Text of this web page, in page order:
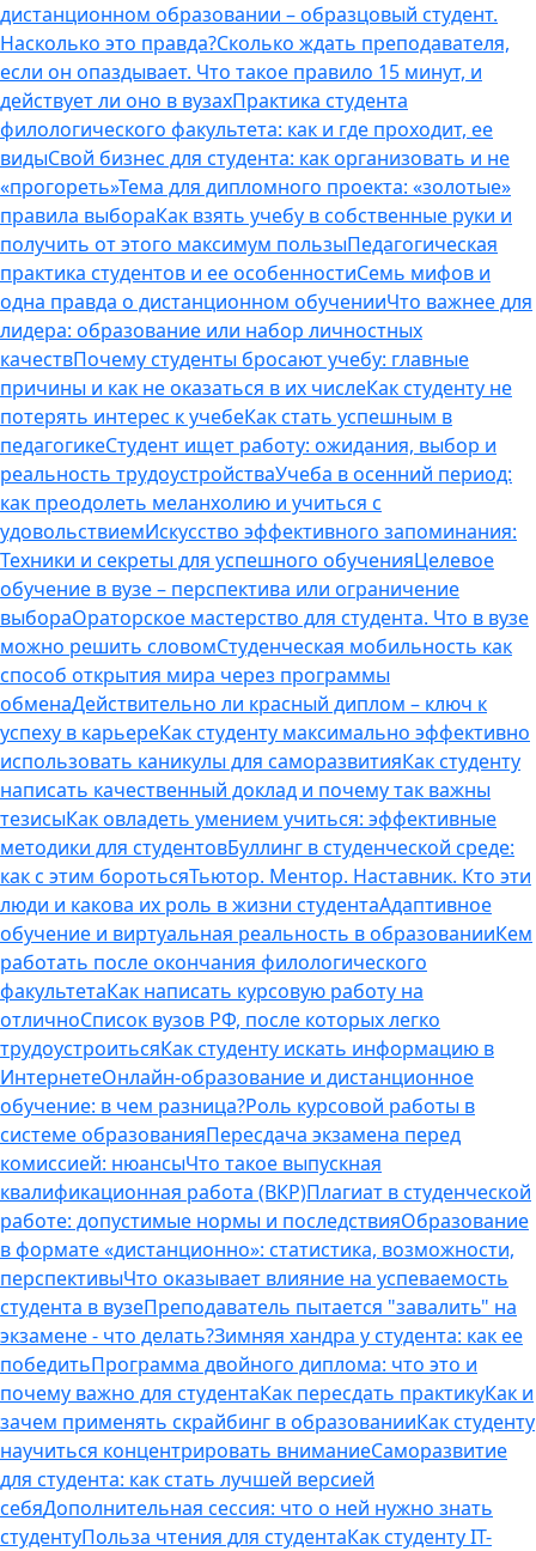
дистанционном образовании – образцовый студент.
Насколько это правда?Сколько ждать преподавателя,
если он опаздывает. Что такое правило 15 минут, и
действует ли оно в вузахПрактика студента
филологического факультета: как и где проходит, ее
видыСвой бизнес для студента: как организовать и не
«прогореть»Тема для дипломного проекта: «золотые»
правила выбораКак взять учебу в собственные руки и
получить от этого максимум пользыПедагогическая
практика студентов и ее особенностиСемь мифов и
одна правда о дистанционном обученииЧто важнее для
лидера: образование или набор личностных
качествПочему студенты бросают учебу: главные
причины и как не оказаться в их числеКак студенту не
потерять интерес к учебеКак стать успешным в
педагогикеСтудент ищет работу: ожидания, выбор и
реальность трудоустройстваУчеба в осенний период:
как преодолеть меланхолию и учиться с
удовольствиемИскусство эффективного запоминания:
Техники и секреты для успешного обученияЦелевое
обучение в вузе – перспектива или ограничение
выбораОраторское мастерство для студента. Что в вузе
можно решить словомСтуденческая мобильность как
способ открытия мира через программы
обменаДействительно ли красный диплом – ключ к
успеху в карьереКак студенту максимально эффективно
использовать каникулы для саморазвитияКак студенту
написать качественный доклад и почему так важны
тезисыКак овладеть умением учиться: эффективные
методики для студентовБуллинг в студенческой среде:
как с этим боротьсяТьютор. Ментор. Наставник. Кто эти
люди и какова их роль в жизни студентаАдаптивное
обучение и виртуальная реальность в образованииКем
работать после окончания филологического
факультетаКак написать курсовую работу на
отличноСписок вузов РФ, после которых легко
трудоустроитьсяКак студенту искать информацию в
ИнтернетеОнлайн-образование и дистанционное
обучение: в чем разница?Роль курсовой работы в
системе образованияПересдача экзамена перед
комиссией: нюансыЧто такое выпускная
квалификационная работа (ВКР)Плагиат в студенческой
работе: допустимые нормы и последствияОбразование
в формате «дистанционно»: статистика, возможности,
перспективыЧто оказывает влияние на успеваемость
студента в вузеПреподаватель пытается "завалить" на
экзамене - что делать?Зимняя хандра у студента: как ее
победитьПрограмма двойного диплома: что это и
почему важно для студентаКак пересдать практикуКак и
зачем применять скрайбинг в образованииКак студенту
научиться концентрировать вниманиеСаморазвитие
для студента: как стать лучшей версией
себяДополнительная сессия: что о ней нужно знать
студентуПольза чтения для студентаКак студенту IT-